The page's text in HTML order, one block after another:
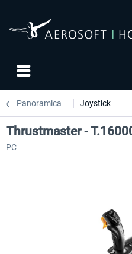
Panoramica Joystick
Thrustmaster -
PC